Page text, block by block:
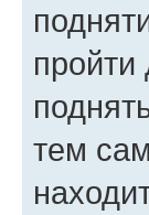
тем